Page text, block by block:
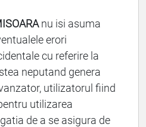
nu isi asuma
erori
cu referire la
neputand genera
utilizatorul fiind
utilizarea
de a se asigura de